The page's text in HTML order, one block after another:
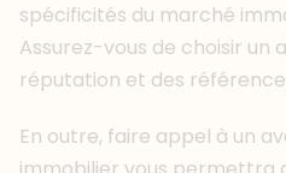
spécificités du marché
Assurez-vous de choisir un
réputation et des
En outre, faire appel à un